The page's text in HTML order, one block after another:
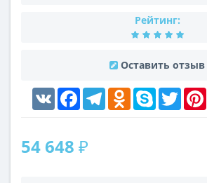
Рейтинг:
Оставить отзыв
VK FacebookTelegramOdnoklassniki
Skype Twitter
54 648 ₽